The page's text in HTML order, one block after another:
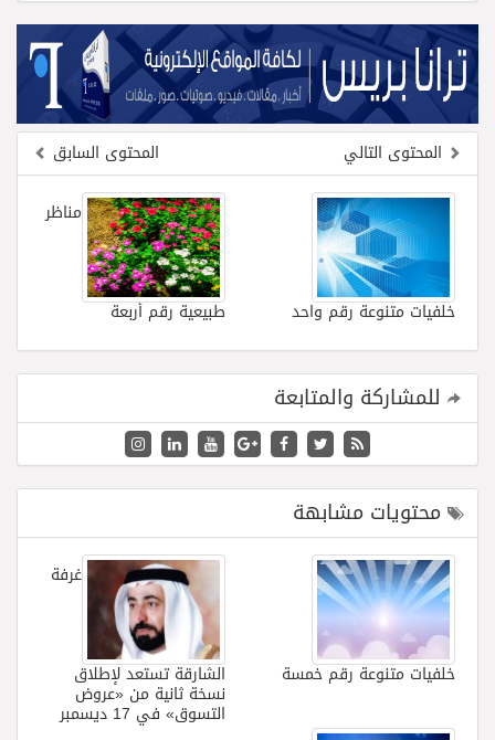
المحتوى السابق
المحتوى التالي
مناظر
طبيعية رقم أربعة خلفيات متنوعة رقم واحد
للمشاركة والمتابعة
محتويات مشابهة
غرفة
الشارقة تستعد لإطلاق
نسخة ثانية من «عروض
التسوق» في 17 ديسمبر
خلفيات متنوعة رقم خمسة